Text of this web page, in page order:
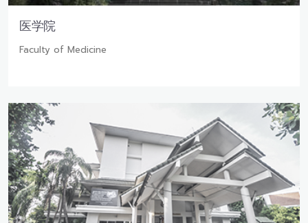
医学院
Faculty of Medicine